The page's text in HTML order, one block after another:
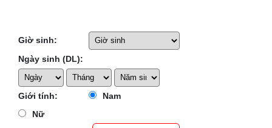
Giờ sinh:
Ngày sinh (DL):
Giới tính:
Nam
Nữ